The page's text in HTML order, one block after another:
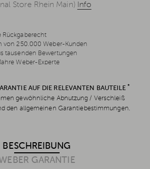
Store Rhein Main) Info
Rückgaberecht
von 250.000 Weber-Kunden
tausenden Bewertungen
Weber-Experte
AUF DIE RELEVANTEN BAUTEILE *
gewöhnliche Abnutzung / Verschleiß
den allgemeinen Garantiebestimmungen.
BESCHREIBUNG
GARANTIE